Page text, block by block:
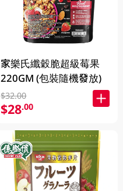
家樂氏纖穀脆超級莓果
220GM (包裝隨機發放)
$32.00
$28.00